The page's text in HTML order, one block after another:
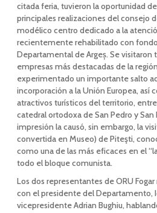
citada feria, tuvieron la oportunidad
principales realizaciones del consejo
modélico centro dedicado a la
recientemente rehabilitado con
Departamental de Argeș. Se visitaron
empresas más destacadas de la
experimentado un importante salto
incorporación a la Unión Europea, así
atractivos turísticos del territorio,
catedral ortodoxa de San Pedro y San
impresión la causó, sin embargo, la
convertida en Museo) de Piteşti,
como una de las más eficaces en el
todo el bloque comunista.
Los dos representantes de ORU
con el presidente del Departamento,
vicepresidente Adrian Bughiu,